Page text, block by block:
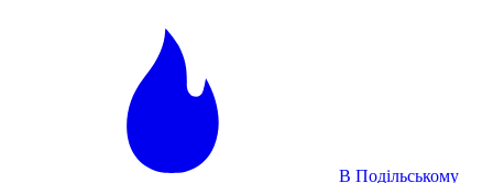
В Подільському